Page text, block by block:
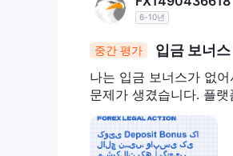
계정 유형
ABX TRADEcent, standard
센트: CENT 계정은 초보자
형입니다. 이 계정의 기본
자신의 포지션을 확대할 수
습니다.
기준:에서 제공하는 표준 계
6-10년
중간 평가 입금 보너
나는 입금 보너스가 없
문제가 생겼습니다. 플